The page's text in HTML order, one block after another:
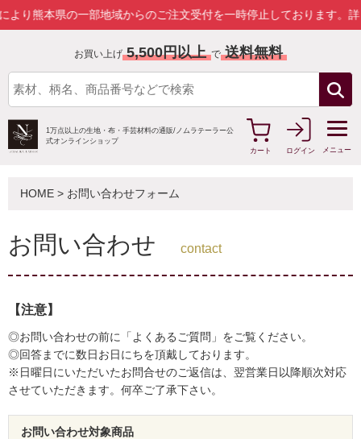
県の一部地域からのご注文受付を一時停止しております。詳しくはこ
お買い上げ 5,500円以上 で 送料無料
1万点以上の生地・布・手芸材料の通販/ ノムラテーラー公
式オンラインショップ
カート
ログイン メニュー
HOME > お問い合わせフォーム
お問い合わせ contact
【注意】
◎お問い合わせの前に「よくあるご質問」をご覧ください。
◎回答までに数日お日にちを頂戴しております。
※日曜日にいただいたお問合せのご返信は、翌営業日以降順次対応
させていただきます。何卒ご了承下さい。
お問い合わせ対象商品